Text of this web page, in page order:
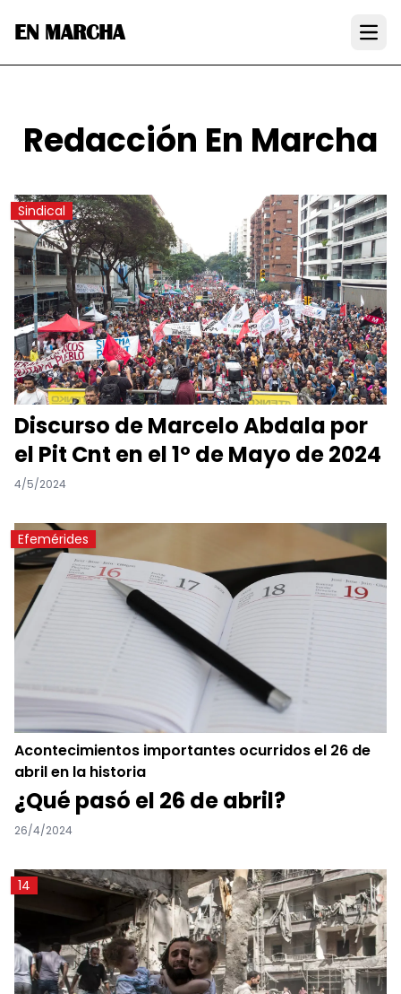
EN MARCHA
Redacción En Marcha
Sindical
Discurso de Marcelo Abdala por
el Pit Cnt en el 1º de Mayo de 2024
4/5/2024
Efemérides
Acontecimientos importantes ocurridos el 26 de
abril en la historia
¿Qué pasó el 26 de abril?
26/4/2024
14